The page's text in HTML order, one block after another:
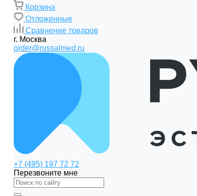
Корзина
Отложенные
Сравнение товаров
г. Москва
order@russalmed.ru
+7 (495) 197 72 72
Перезвоните мне